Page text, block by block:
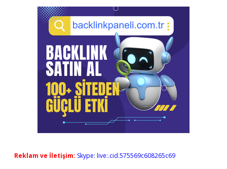
Reklam ve İletişim: Skype: live:.cid.575569c608265c69